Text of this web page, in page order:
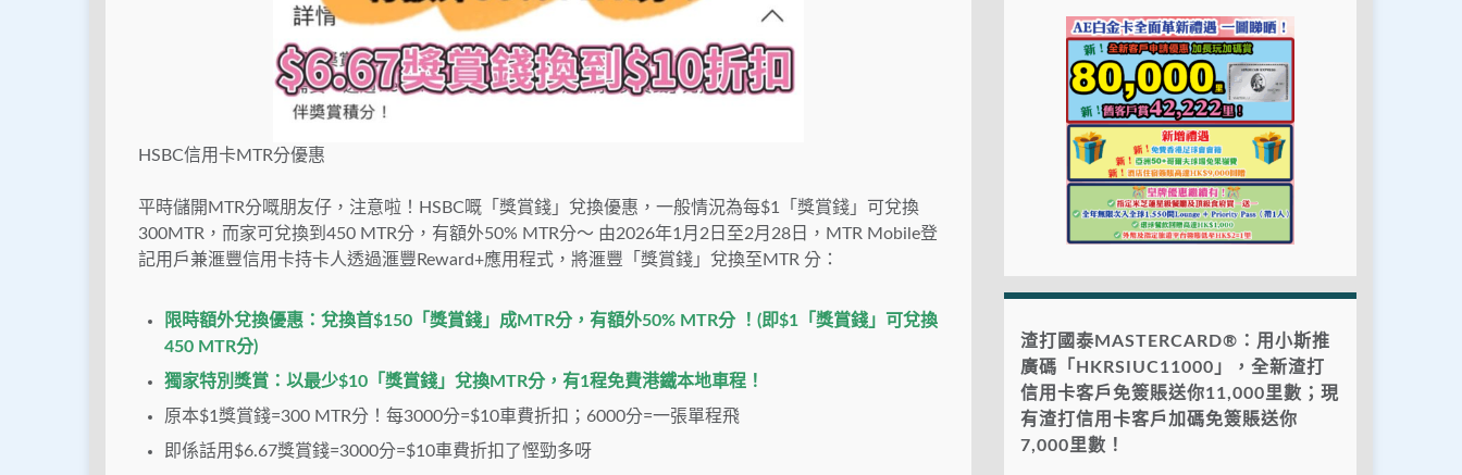
HSBC信用卡MTR分優惠
平時儲開MTR分嘅朋友仔，注意啦！HSBC嘅「獎賞錢」兌換優惠，一般情況為每$1「獎賞錢」可兌換
300MTR，而家可兌換到450 MTR分，有額外50% MTR分～ 由2026年1月2日至2月28日，MTR Mobile登
記用戶兼滙豐信用卡持卡人透過滙豐Reward+應用程式，將滙豐「獎賞錢」兌換至MTR 分：
限時額外兌換優惠：兌換首$150「獎賞錢」成MTR分，有額外50% MTR分 ！(即$1「獎賞錢」可兌換
450 MTR分)
獨家特別獎賞：以最少$10「獎賞錢」兌換MTR分，有1程免費港鐵本地車程！
原本$1獎賞錢=300 MTR分！每3000分=$10車費折扣； 6000分=一張單程飛
即係話用$6.67獎賞錢=3000分=$10車費折扣了慳勁多呀
渣打國泰MASTERCARD®：用小斯推
廣碼「HKRSIUC11000」，全新渣打
信用卡客戶免簽賬送你11,000里數；現
有渣打信用卡客戶加碼免簽賬送你
7,000里數！